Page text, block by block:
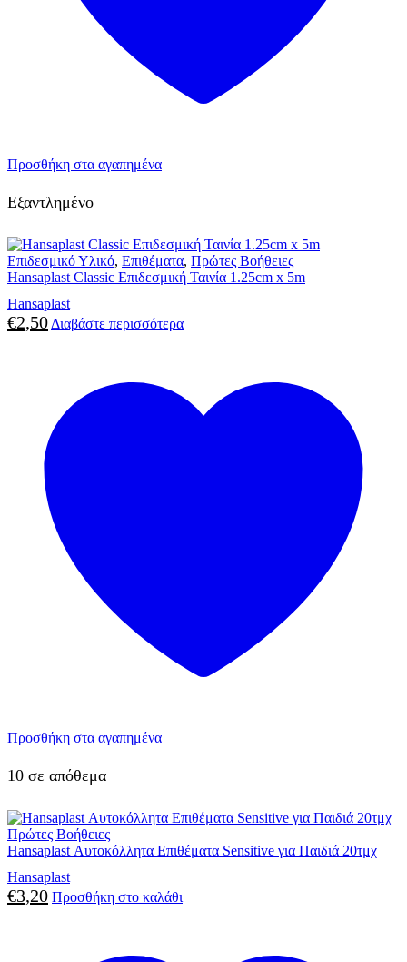
Προσθήκη στα αγαπημένα
Εξαντλημένο
Επιδεσμικό Υλικό, Επιθέματα, Πρώτες Βοήθειες
Hansaplast Classic Επιδεσμική Ταινία 1.25cm x 5m
Hansaplast
€2,50 Διαβάστε περισσότερα
Προσθήκη στα αγαπημένα
10 σε απόθεμα
Πρώτες Βοήθειες
Hansaplast Αυτοκόλλητα Επιθέματα Sensitive για Παιδιά 20τμχ
Hansaplast
€3,20 Προσθήκη στο καλάθι